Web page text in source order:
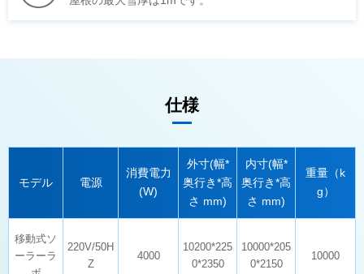
仕様
モデル 電源
(W)
さ mm) さ mm)
g）
Z
4000
0*2350 0*2150
10000